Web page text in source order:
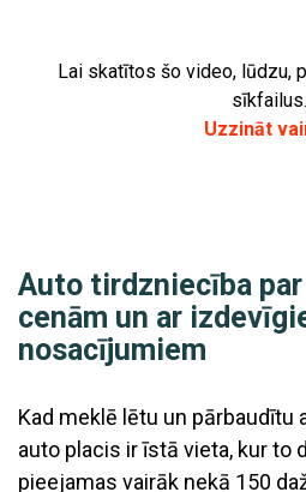
Lai skatītos šo video, lūdzu,
sīkfailus.
Uzzināt
Auto tirdzniecība
cenām un ar
nosacījumiem
Kad meklē lētu un pārbaudītu
auto placis ir īstā vieta, kur to
pieejamas vairāk nekā 150